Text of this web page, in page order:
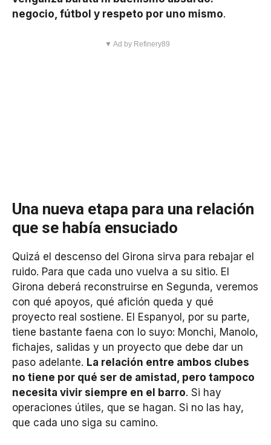
negocio, fútbol y respeto por uno mismo.
▼ Ad by Refinery89
Una nueva etapa para una relación
que se había ensuciado
Quizá el descenso del Girona sirva para rebajar el
ruido. Para que cada uno vuelva a su sitio. El
Girona deberá reconstruirse en Segunda, veremos
con qué apoyos, qué afición queda y qué
proyecto real sostiene. El Espanyol, por su parte,
tiene bastante faena con lo suyo: Monchi, Manolo,
fichajes, salidas y un proyecto que debe dar un
paso adelante. La relación entre ambos clubes
no tiene por qué ser de amistad, pero tampoco
necesita vivir siempre en el barro. Si hay
operaciones útiles, que se hagan. Si no las hay,
que cada uno siga su camino.